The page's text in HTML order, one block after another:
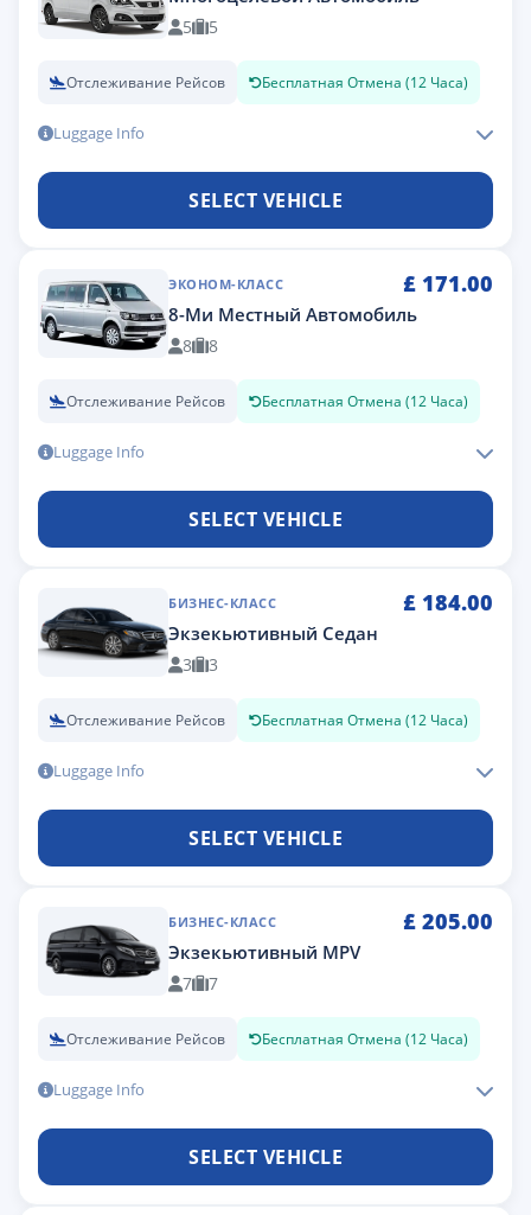
5 5
Отслеживание Рейсов Бесплатная Отмена (12 Часа)
Luggage Info
SELECT VEHICLE
ЭКОНОМ-КЛАСС £ 171.00
8-Ми Местный Автомобиль
8 8
Отслеживание Рейсов Бесплатная Отмена (12 Часа)
Luggage Info
SELECT VEHICLE
БИЗНЕС-КЛАСС £ 184.00
Экзекьютивный Седан
3 3
Отслеживание Рейсов Бесплатная Отмена (12 Часа)
Luggage Info
SELECT VEHICLE
БИЗНЕС-КЛАСС £ 205.00
Экзекьютивный MPV
7 7
Отслеживание Рейсов Бесплатная Отмена (12 Часа)
Luggage Info
SELECT VEHICLE